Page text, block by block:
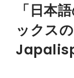
「日本
ックス